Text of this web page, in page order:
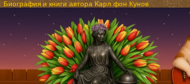
Биография и книги автора Карл фон Кунов